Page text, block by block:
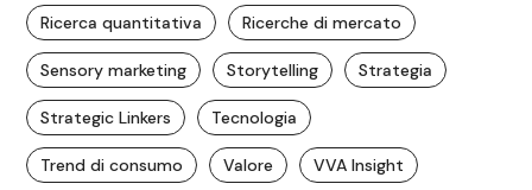
Ricerca quantitativa Ricerche di mercato
Sensory marketing Storytelling Strategia
Strategic Linkers Tecnologia
Trend di consumo Valore VVA Insight